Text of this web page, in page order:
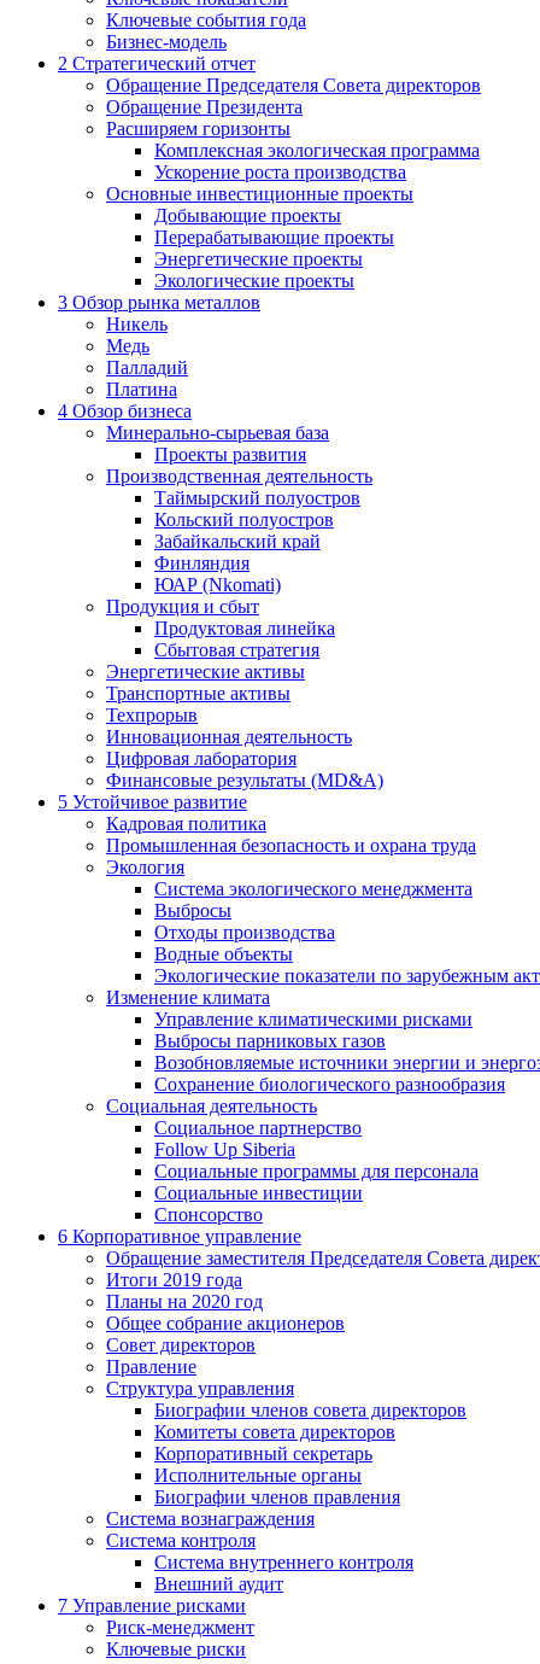
Ключевые события года
Бизнес-модель
2 Стратегический отчет
Обращение Председателя Совета директоров
Обращение Президента
Расширяем горизонты
Комплексная экологическая программа
Ускорение роста производства
Основные инвестиционные проекты
Добывающие проекты
Перерабатывающие проекты
Энергетические проекты
Экологические проекты
3 Обзор рынка металлов
Никель
Медь
Палладий
Платина
4 Обзор бизнеса
Минерально-сырьевая база
Проекты развития
Производственная деятельность
Таймырский полуостров
Кольский полуостров
Забайкальский край
Финляндия
ЮАР (Nkomati)
Продукция и сбыт
Продуктовая линейка
Сбытовая стратегия
Энергетические активы
Транспортные активы
Техпрорыв
Инновационная деятельность
Цифровая лаборатория
Финансовые результаты (MD&A)
5 Устойчивое развитие
Кадровая политика
Промышленная безопасность и охрана труда
Экология
Система экологического менеджмента
Выбросы
Отходы производства
Водные объекты
Экологические показатели по зарубежным
Изменение климата
Управление климатическими рисками
Выбросы парниковых газов
Возобновляемые источники энергии и
Сохранение биологического разнообразия
Социальная деятельность
Социальное партнерство
Follow Up Siberia
Социальные программы для персонала
Социальные инвестиции
Спонсорство
6 Корпоративное управление
Обращение заместителя Председателя Совета
Итоги 2019 года
Планы на 2020 год
Общее собрание акционеров
Совет директоров
Правление
Структура управления
Биографии членов совета директоров
Комитеты совета директоров
Корпоративный секретарь
Исполнительные органы
Биографии членов правления
Система вознаграждения
Система контроля
Система внутреннего контроля
Внешний аудит
7 Управление рисками
Риск-менеджмент
Ключевые риски